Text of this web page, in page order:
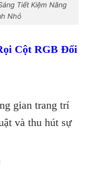
Tiết Kiệm Năng
Nhỏ
Cột RGB Đổi
gian trang trí
và thu hút sự